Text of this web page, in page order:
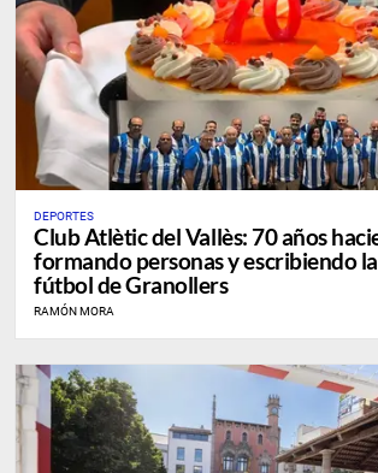
DEPORTES
Club Atlètic del Vallès: 70 años
formando personas y escribiendo
fútbol de Granollers
RAMÓN MORA